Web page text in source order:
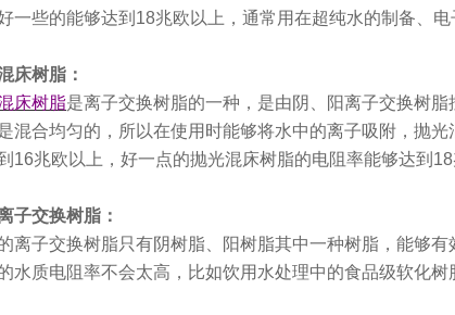
好一些的能够达到18兆欧以上，通常用在超纯水的制备、
床树脂：
床树脂是离子交换树脂的一种，是由阴、阳离子交换树
混合均匀的，所以在使用时能够将水中的离子吸附，抛
16兆欧以上，好一点的抛光混床树脂的电阻率能够达到18
子交换树脂：
离子交换树脂只有阴树脂、阳树脂其中一种树脂，能够
水质电阻率不会太高，比如饮用水处理中的食品级软化树